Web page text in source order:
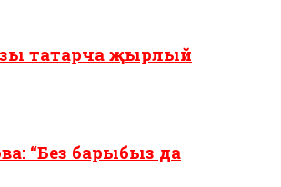
татарча җырлый
“Без барыбыз да